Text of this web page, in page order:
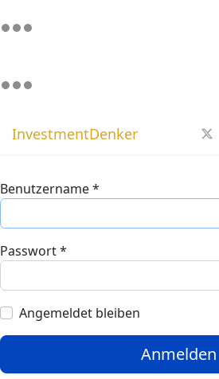
InvestmentDenker
Benutzername*
Passwort*
Angemeldet bleiben
Anmelden